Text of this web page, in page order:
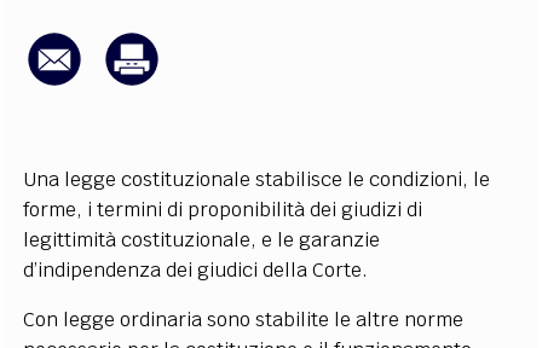
CODICI RUBRICHE
Una legge costituzionale stabilisce le condizioni, le
forme, i termini di proponibilità dei giudizi di
legittimità costituzionale, e le garanzie
d’indipendenza dei giudici della Corte.
Con legge ordinaria sono stabilite le altre norme